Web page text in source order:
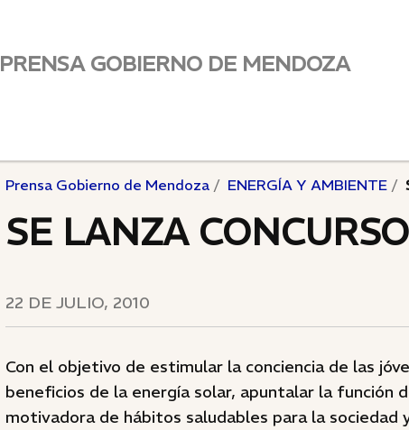
PRENSA GOBIERNO DE MENDOZA
Prensa Gobierno de Mendoza ENERGÍA Y AMBIENTE
SE LANZA
22 DE JULIO, 2010
Con el objetivo de estimular la conciencia de las
beneficios de la energía solar, apuntalar la función
motivadora de hábitos saludables para la sociedad